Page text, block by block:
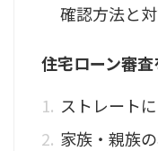
確認方法と
住宅ローン審
ストレート
家族・親族